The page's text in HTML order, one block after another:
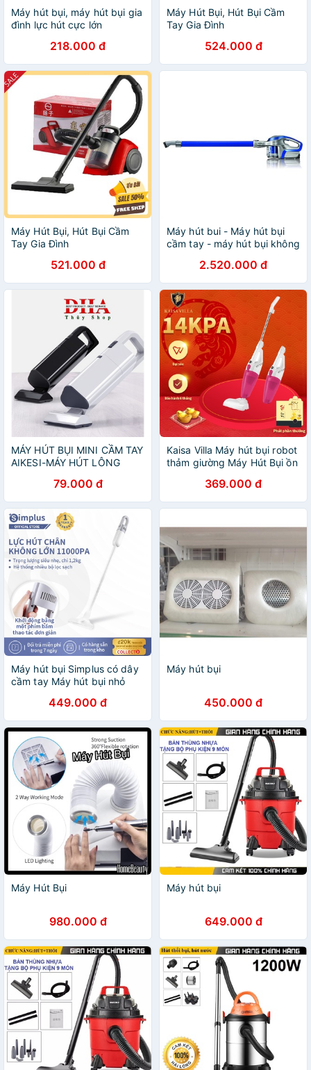
Máy hút bụi, máy hút bụi gia
đình lực hút cực lớn
218.000 đ
Máy Hút Bụi, Hút Bụi Cầm
Tay Gia Đình
524.000 đ
Máy Hút Bụi, Hút Bụi Cầm
Tay Gia Đình
521.000 đ
Máy hút bui - Máy hút bụi
cầm tay - máy hút bụi không
Cleanmaxx UVC của Đức
2.520.000 đ
MÁY HÚT BỤI MINI CẦM TAY
AIKESI-MÁY HÚT LÔNG
TÔ, MÁY HÚT BỤI GIA ĐÌNH
79.000 đ
Kaisa Villa Máy hút bụi robot
thảm giường Máy Hút Bụi ồn
bụi lau nhà369.000 đ
Máy hút bụi Simplus có dây
cầm tay Máy hút bụi nhỏ
suất cao hút cao
449.000 đ
Máy hút bụi
450.000 đ
Máy Hút Bụi
980.000 đ
Máy hút bụi
649.000 đ